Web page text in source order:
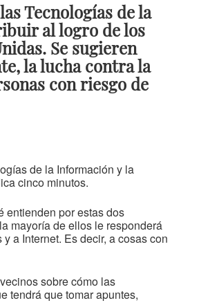
Tecnologías de la
al logro de los
Se sugieren
la lucha contra la
con riesgo de
de la Información y la
cinco minutos.
entienden por estas dos
mayoría de ellos le responderá
a Internet. Es decir, a cosas con
sobre cómo las
tendrá que tomar apuntes,